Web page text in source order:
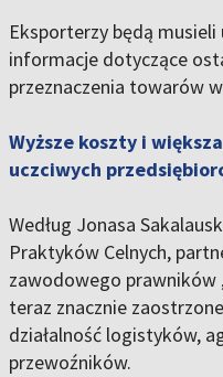
Eksporterzy będą
informacje dotyczące
przeznaczenia towarów
Wyższe koszty i
uczciwych
Według Jonasa
Praktyków Celnych,
zawodowego prawników
teraz znacznie
działalność logistyków,
przewoźników.